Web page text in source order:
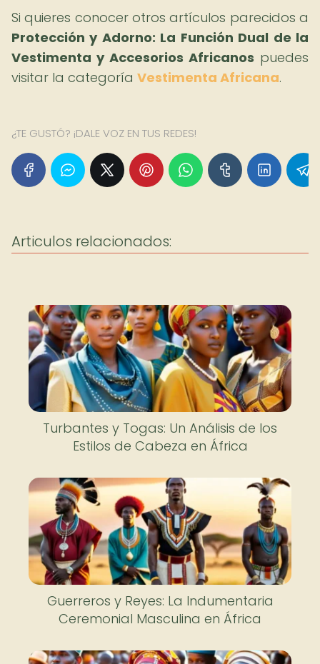
Si quieres conocer otros artículos parecidos a
Protección y Adorno: La Función Dual de la
Vestimenta y Accesorios Africanos puedes
visitar la categoría Vestimenta Africana.
¿TE GUSTÓ? ¡DALE VOZ EN TUS REDES!
Articulos relacionados:
Turbantes y Togas: Un Análisis de los
Estilos de Cabeza en África
Guerreros y Reyes: La Indumentaria
Ceremonial Masculina en África